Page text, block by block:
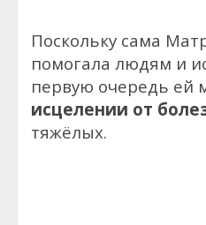
Поскольку сама
помогала людям и
первую очередь ей
исцелении от
тяжёлых.